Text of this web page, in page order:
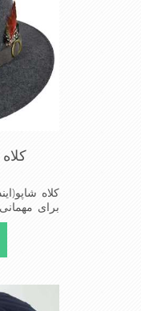
کلاه
برای
kaufen.de